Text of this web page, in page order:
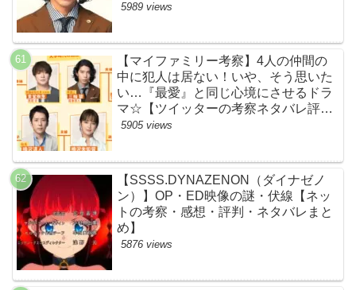
じ伏線まとめ】
5989 views
【マイファミリー考察】4人の仲間の
中に犯人は居ない！いや、そう思いた
い…『最愛』と同じ心境にさせるドラ
マ☆【ツイッターの考察ネタバレ評価
黒幕評判感想批判原作犯人キャスト脚
5905 views
【SSSS.DYNAZENON（ダイナゼノ
ン）】OP・ED映像の謎・伏線【ネッ
トの考察・感想・評判・ネタバレまと
め】
5876 views